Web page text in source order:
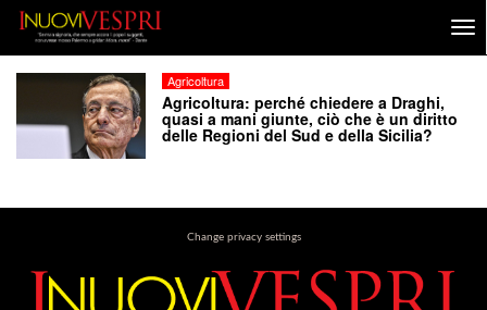
Agricoltura
Agricoltura: perché chiedere a Draghi,
quasi a mani giunte, ciò che è un diritto
delle Regioni del Sud e della Sicilia?
Change privacy settings